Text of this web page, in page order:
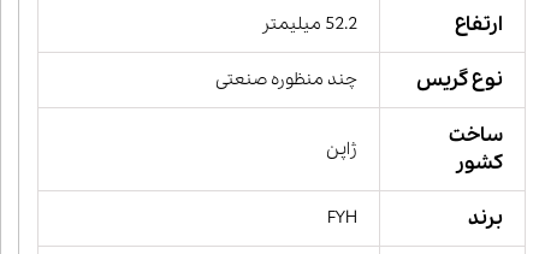
ارتفاع 52.2 میلیمتر
نوع گریس چند منظوره صنعتی
ساخت
کشور
ژاپن
برند FYH